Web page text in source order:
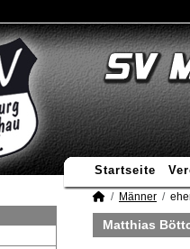
Startseite
Männer
Matthias